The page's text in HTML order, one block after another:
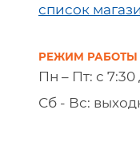
список
РЕЖИМ РАБОТЫ
Пн – Пт: с 7:30
Сб - Вс: